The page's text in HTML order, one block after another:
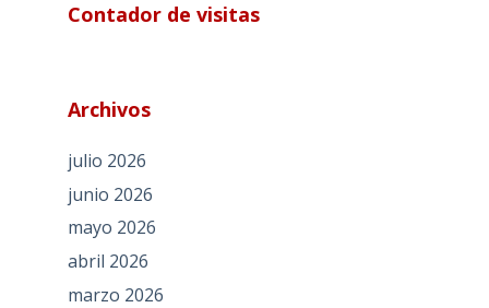
Contador de visitas
Archivos
julio 2026
junio 2026
mayo 2026
abril 2026
marzo 2026